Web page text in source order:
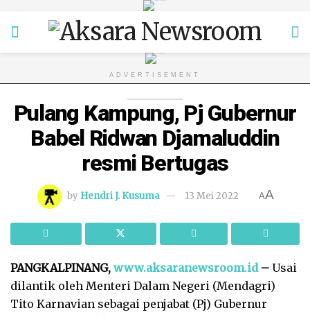
ADVERTISEMENT
Pulang Kampung, Pj Gubernur
Babel Ridwan Djamaluddin
resmi Bertugas
by Hendri J. Kusuma 13 Mei 2022 AA
PANGKALPINANG, www.aksaranewsroom.id– Usai
dilantik oleh Menteri Dalam Negeri (Mendagri)
Tito Karnavian sebagai penjabat (Pj) Gubernur